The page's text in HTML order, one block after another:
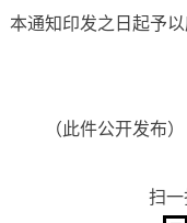
本通知印发之日起予
（此件公开发布）
扫